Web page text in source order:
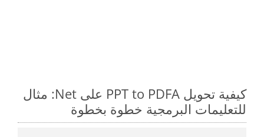
كيفية تحويل PPT to PDFA على Net: مثال
للتعليمات البرمجية خطوة بخطوة